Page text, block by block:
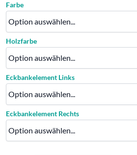
Farbe
Holzfarbe
Eckbankelement Links
Eckbankelement Rechts